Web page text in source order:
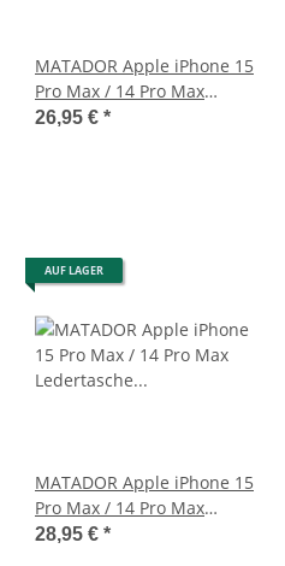
MATADOR Apple iPhone 15
Pro Max / 14 Pro Max
Lederhülle Schwarz
26,95 € *
AUF LAGER
MATADOR Apple iPhone 15
Pro Max / 14 Pro Max
Ledertasche Schwarz
28,95 € *